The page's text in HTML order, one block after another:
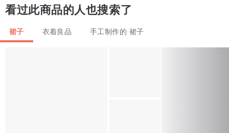
看过此商品的人也搜索了
裙子 衣着良品 手工制作的 裙子